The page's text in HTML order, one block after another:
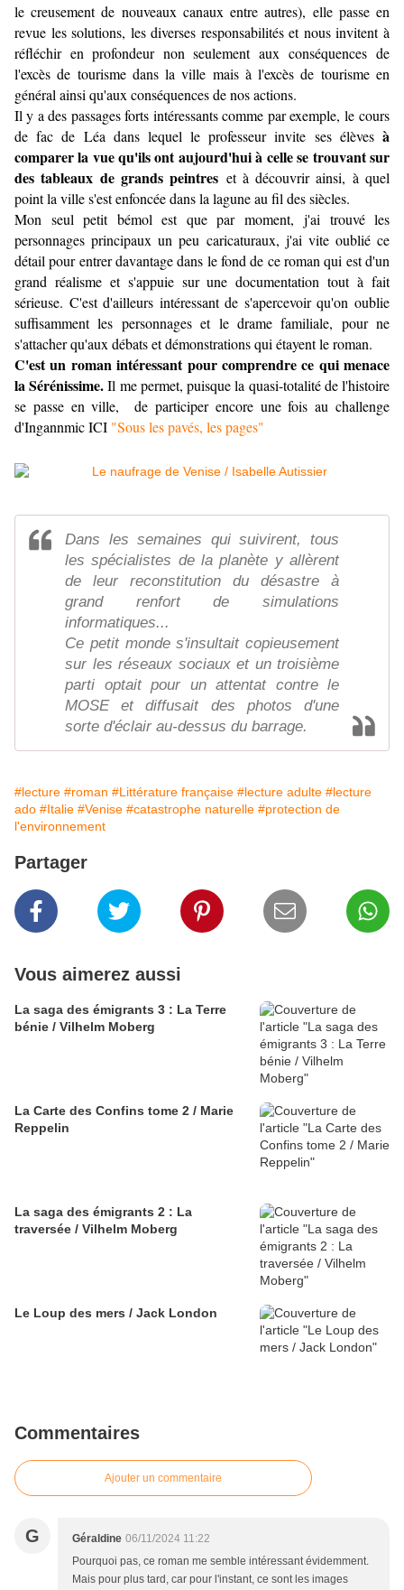
le creusement de nouveaux canaux entre autres), elle passe en
revue les solutions, les diverses responsabilités et nous invitent à
réfléchir en profondeur non seulement aux conséquences de
l'excès de tourisme dans la ville mais à l'excès de tourisme en
général ainsi qu'aux conséquences de nos actions.
Il y a des passages forts intéressants comme par exemple, le cours
de fac de Léa dans lequel le professeur invite ses élèves à
comparer la vue qu'ils ont aujourd'hui à celle se trouvant sur
des tableaux de grands peintres et à découvrir ainsi, à quel
point la ville s'est enfoncée dans la lagune au fil des siècles.
Mon seul petit bémol est que par moment, j'ai trouvé les
personnages principaux un peu caricaturaux, j'ai vite oublié ce
détail pour entrer davantage dans le fond de ce roman qui est d'un
grand réalisme et s'appuie sur une documentation tout à fait
sérieuse. C'est d'ailleurs intéressant de s'apercevoir qu'on oublie
suffisamment les personnages et le drame familiale, pour ne
s'attacher qu'aux débats et démonstrations qui étayent le roman.
C'est un roman intéressant pour comprendre ce qui menace
la Sérénissime.Il me permet, puisque la quasi-totalité de l'histoire
se passe en ville, de participer encore une fois au challenge
d'Ingannmic ICI "Sous les pavés, les pages"
Dans les semaines qui suivirent, tous
les spécialistes de la planète y allèrent
de leur reconstitution du désastre à
grand renfort de simulations
informatiques...
Ce petit monde s'insultait copieusement
sur les réseaux sociaux et un troisième
parti optait pour un attentat contre le
MOSE et diffusait des photos d'une
sorte d'éclair au-dessus du barrage.
#lecture #roman #Littérature française #lecture adulte #lecture
ado #Italie #Venise #catastrophe naturelle #protection de
l'environnement
Partager
Vous aimerez aussi
La saga des émigrants 3 : La Terre
bénie / Vilhelm Moberg
La Carte des Confins tome 2 / Marie
Reppelin
La saga des émigrants 2 : La
traversée / Vilhelm Moberg
Le Loup des mers / Jack London
Commentaires
Ajouter un commentaire
G Géraldine 06/11/2024 11:22
Pourquoi pas, ce roman me semble intéressant évidemment.
Mais pour plus tard, car pour l'instant, ce sont les images